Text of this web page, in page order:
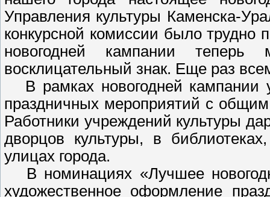
Управления культуры Каменска-
конкурсной комиссии было
новогодней кампании
восклицательный знак. Еще раз
В рамках новогодней кампании
праздничных мероприятий с
Работники учреждений культуры
дворцов культуры, в
улицах города.
В номинациях «Лучшее
художественное оформление